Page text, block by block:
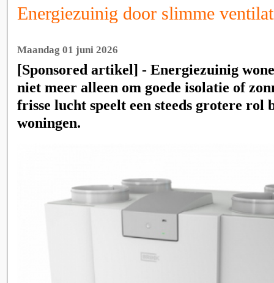
Energiezuinig door slimme
Maandag 01 juni 2026
[Sponsored artikel] - Energiezuinig
niet meer alleen om goede isolatie of
frisse lucht speelt een steeds grotere rol
woningen.